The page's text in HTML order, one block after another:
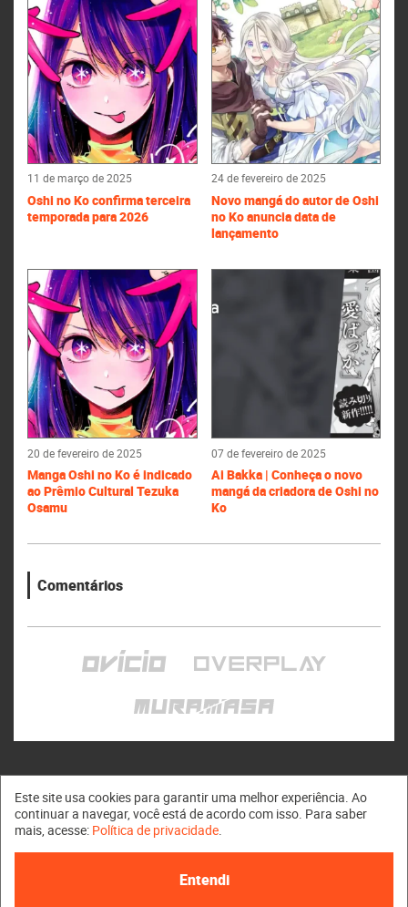
11 de março de 2025
Oshi no Ko confirma terceira
temporada para 2026
24 de fevereiro de 2025
Novo mangá do autor de Oshi
no Ko anuncia data de
lançamento
20 de fevereiro de 2025
Manga Oshi no Ko é indicado
ao Prêmio Cultural Tezuka
Osamu
07 de fevereiro de 2025
Ai Bakka | Conheça o novo
mangá da criadora de Oshi no
Ko
Comentários
Muramasa © 2011 - 2026
Este site usa cookies para garantir uma melhor experiência. Ao
continuar a navegar, você está de acordo com isso. Para saber
mais, acesse: Política de privacidade.
Entendi